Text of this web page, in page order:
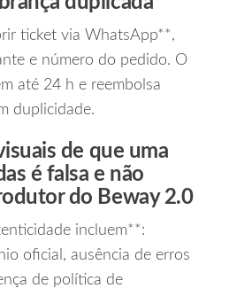
ticket via WhatsApp**,
e número do pedido. O
até 24 h e reembolsa
duplicidade.
de que uma
é falsa e não
do Beway 2.0
incluem**:
oficial, ausência de erros
de política de